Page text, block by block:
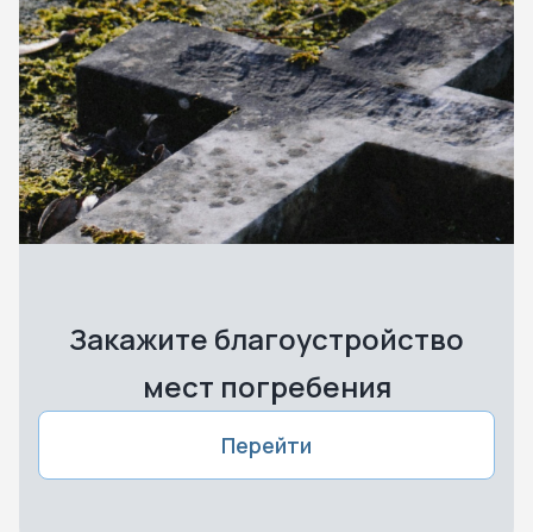
Закажите благоустройство
мест погребения
Перейти